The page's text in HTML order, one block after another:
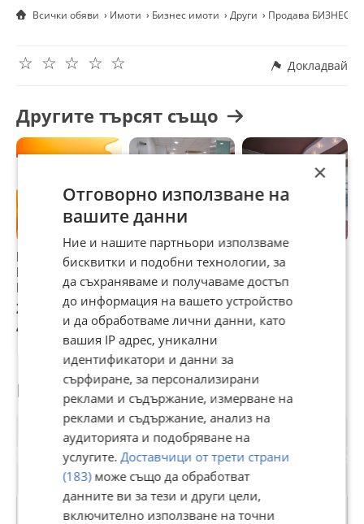
Всяко помещение разполага със собствена баня със
мивка, ел.кана) телевизор, климатици Daikin, висок
качествени строителни и довършителни материали и
технологии, които гарантират дълготрайност, комфорт и
висока степен на устойчивост.
Всички обяви Имоти Бизнес имоти Други Продава БИЗНЕС
☆
☆
☆
☆
☆ Докладвай
Другите търсят също
Продава БИЗНЕС
ИМОТ, гр. София,
Малинова долина
250 000 €
488 957,50 лв
Дава под наем
БИЗНЕС ИМОТ, гр.
София, Център
3 600 €
7 040,99 лв
Продава БИЗНЕС
ИМОТ, гр. София,
Враждебна
4 690 000 €
9 172 842,70 лв
Потребител
×
Отговорно използване на
вашите данни
Ние и нашите партньори използваме
бисквитки и подобни технологии, за
да съхраняваме и получаваме достъп
до информация на вашето устройство
и да обработваме лични данни, като
вашия IP адрес, уникални
идентификатори и данни за
сърфиране, за персонализирани
реклами и съдържание, измерване на
реклами и съдържание, анализ на
аудиторията и подобряване на
услугите.Доставчици от трети страни
(183)може също да обработват
данните ви за тези и други цели,
включително използване на точни